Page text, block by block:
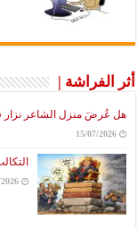
أثر الفراشة |
هل عُرضَ منزل الشاعر نزار
15/07/2026